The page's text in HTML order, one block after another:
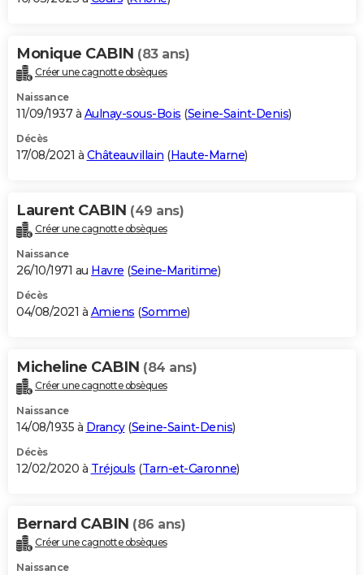
Monique CABIN (83 ans)
Créer une cagnotte obsèques
Naissance
11/09/1937 à Aulnay-sous-Bois (Seine-Saint-Denis)
Décès
17/08/2021 à Châteauvillain (Haute-Marne)
Laurent CABIN (49 ans)
Créer une cagnotte obsèques
Naissance
26/10/1971 au Havre (Seine-Maritime)
Décès
04/08/2021 à Amiens (Somme)
Micheline CABIN (84 ans)
Créer une cagnotte obsèques
Naissance
14/08/1935 à Drancy(Seine-Saint-Denis)
Décès
12/02/2020 à Tréjouls (Tarn-et-Garonne)
Bernard CABIN (86 ans)
Créer une cagnotte obsèques
Naissance